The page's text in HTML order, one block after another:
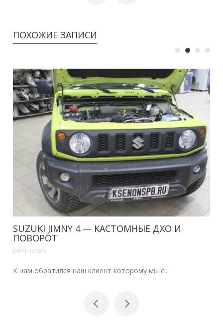
ПОХОЖИЕ ЗАПИСИ
SUZUKI JIMNY 4 — КАСТОМНЫЕ ДХО И
ПОВОРОТ
09/01/2026
К нам обратился наш клиент которому мы с...